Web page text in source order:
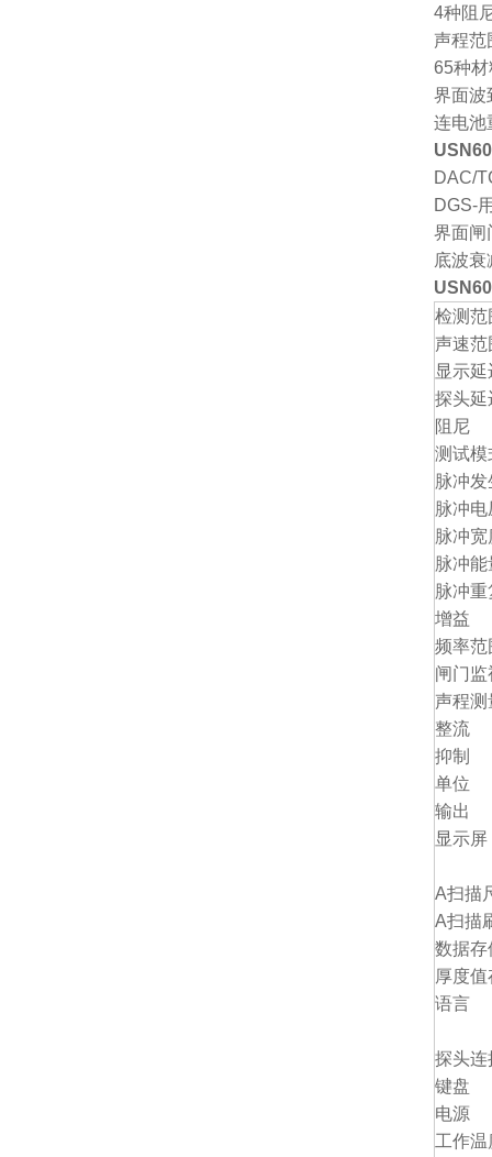
4种阻
声程范
65种
界面波
连电池
DAC/
DGS-
界面闸
底波
检测范
声速范
显示延
探头延
阻尼
测试模
脉冲发
脉冲
脉冲
脉冲
脉冲
增益
频率范
闸门监
声程测
整流
抑制
单位
输出
显示屏
A扫描
A扫描
数据存
厚度值
语言
探头连
键盘
电源
工作温